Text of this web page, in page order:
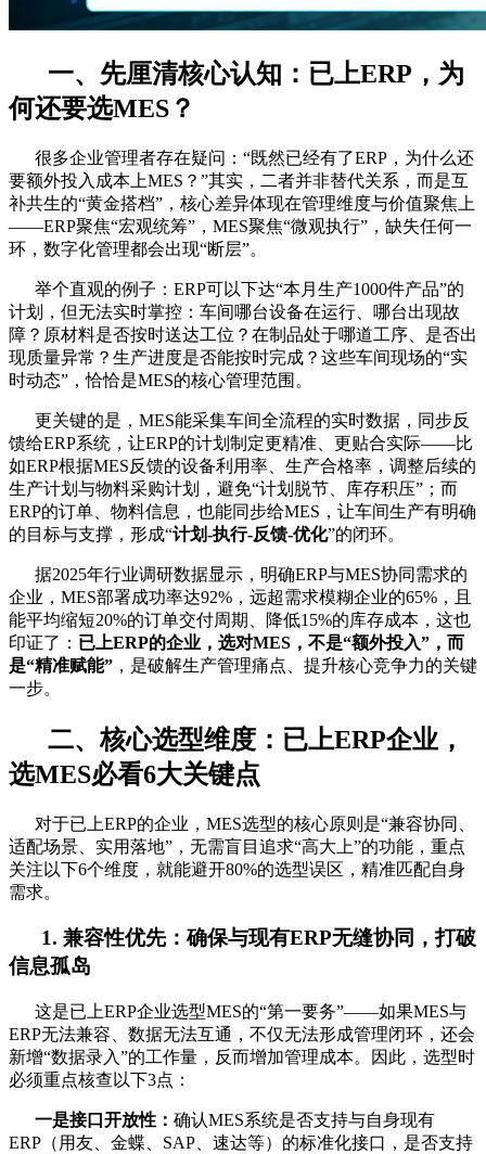
一、先厘清核心认知：已上ERP，为
何还要选MES？
很多企业管理者存在疑问：“既然已经有了ERP，为什么还
要额外投入成本上MES？”其实，二者并非替代关系，而是互
补共生的“黄金搭档”，核心差异体现在管理维度与价值聚焦上
——ERP聚焦“宏观统筹”，MES聚焦“微观执行”，缺失任何一
环，数字化管理都会出现“断层”。
举个直观的例子：ERP可以下达“本月生产1000件产品”的
计划，但无法实时掌控：车间哪台设备在运行、哪台出现故
障？原材料是否按时送达工位？在制品处于哪道工序、是否出
现质量异常？生产进度是否能按时完成？这些车间现场的“实
时动态”，恰恰是MES的核心管理范围。
更关键的是，MES能采集车间全流程的实时数据，同步反
馈给ERP系统，让ERP的计划制定更精准、更贴合实际——比
如ERP根据MES反馈的设备利用率、生产合格率，调整后续的
生产计划与物料采购计划，避免“计划脱节、库存积压”；而
ERP的订单、物料信息，也能同步给MES，让车间生产有明确
的目标与支撑，形成“计划-执行-反馈-优化”的闭环。
据2025年行业调研数据显示，明确ERP与MES协同需求的
企业，MES部署成功率达92%，远超需求模糊企业的65%，且
能平均缩短20%的订单交付周期、降低15%的库存成本，这也
印证了： 已上ERP的企业，选对MES，不是“额外投入”，而
是“精准赋能” ，是破解生产管理痛点、提升核心竞争力的关键
一步。
二、核心选型维度：已上ERP企业，
选MES必看6大关键点
对于已上ERP的企业，MES选型的核心原则是“兼容协同、
适配场景、实用落地”，无需盲目追求“高大上”的功能，重点
关注以下6个维度，就能避开80%的选型误区，精准匹配自身
需求。
1. 兼容性优先：确保与现有ERP无缝协同，打破
信息孤岛
这是已上ERP企业选型MES的“第一要务”——如果MES与
ERP无法兼容、数据无法互通，不仅无法形成管理闭环，还会
新增“数据录入”的工作量，反而增加管理成本。因此，选型时
必须重点核查以下3点：
一是接口开放性： 确认MES系统是否支持与自身现有
ERP（用友、金蝶、SAP、速达等）的标准化接口，是否支持